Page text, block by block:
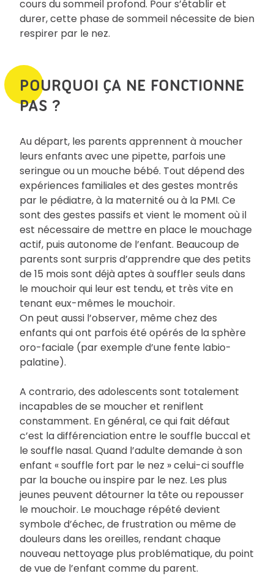
cours du sommeil profond. Pour s’établir et
durer, cette phase de sommeil nécessite de bien
respirer par le nez.
POURQUOI ÇA NE FONCTIONNE
PAS ?
Au départ, les parents apprennent à moucher
leurs enfants avec une pipette, parfois une
seringue ou un mouche bébé. Tout dépend des
expériences familiales et des gestes montrés
par le pédiatre, à la maternité ou à la PMI. Ce
sont des gestes passifs et vient le moment où il
est nécessaire de mettre en place le mouchage
actif, puis autonome de l’enfant. Beaucoup de
parents sont surpris d’apprendre que des petits
de 15 mois sont déjà aptes à souffler seuls dans
le mouchoir qui leur est tendu, et très vite en
tenant eux-mêmes le mouchoir.
On peut aussi l’observer, même chez des
enfants qui ont parfois été opérés de la sphère
oro-faciale (par exemple d’une fente labio-
palatine).
A contrario, des adolescents sont totalement
incapables de se moucher et reniflent
constamment. En général, ce qui fait défaut
c’est la différenciation entre le souffle buccal et
le souffle nasal. Quand l’adulte demande à son
enfant « souffle fort par le nez » celui-ci souffle
par la bouche ou inspire par le nez. Les plus
jeunes peuvent détourner la tête ou repousser
le mouchoir. Le mouchage répété devient
symbole d’échec, de frustration ou même de
douleurs dans les oreilles, rendant chaque
nouveau nettoyage plus problématique, du point
de vue de l’enfant comme du parent.